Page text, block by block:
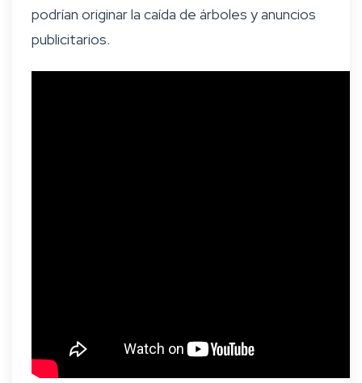
podrían originar la caída de árboles y anuncios
publicitarios.